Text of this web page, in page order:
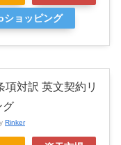
ショッピング
項対訳 英文契約リ
グ
Rinker